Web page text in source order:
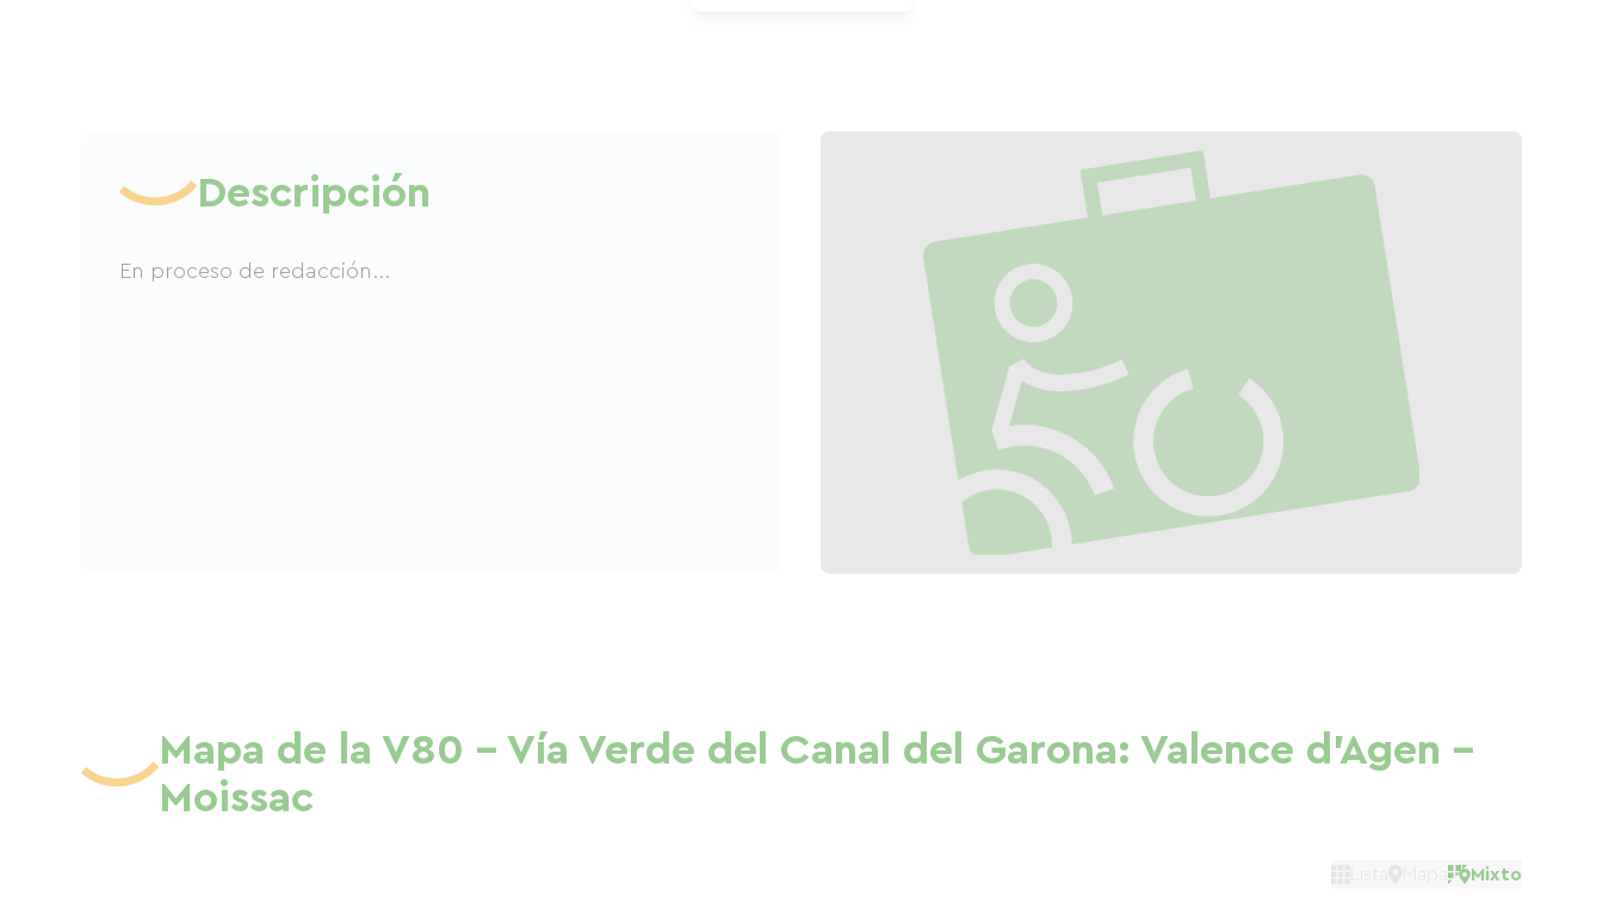
Descripción
En proceso de redacción...
Mapa de la V80 - Vía Verde del Canal del Garona: Valence d'Agen -
Moissac
Mixto